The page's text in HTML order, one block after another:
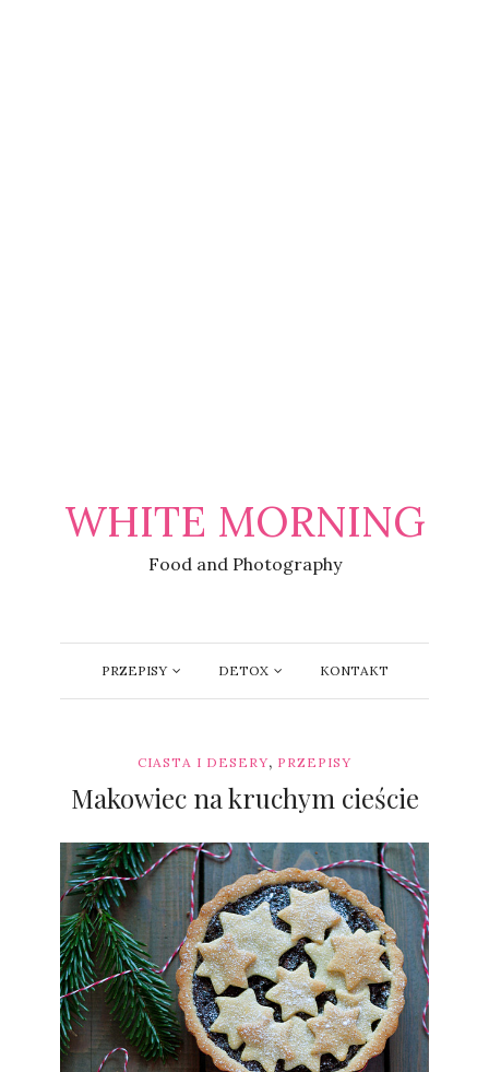
WHITE MORNING
Food and Photography
PRZEPISY DETOX KONTAKT
CIASTA I DESERY, PRZEPISY
Makowiec na kruchym cieście